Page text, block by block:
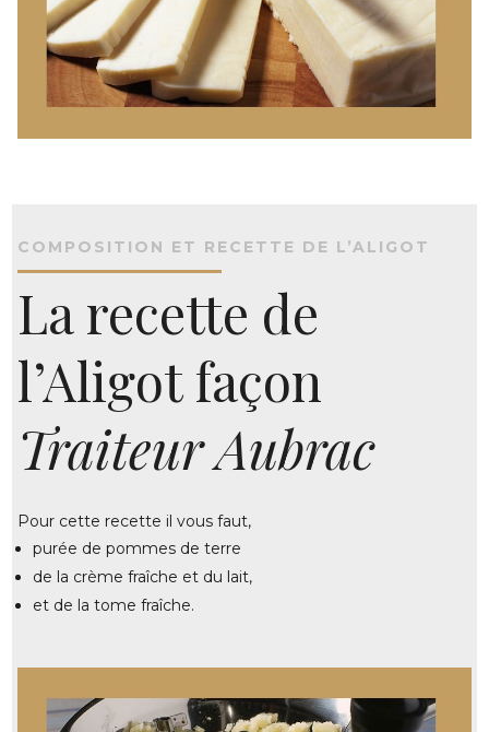
COMPOSITION ET RECETTE DE L’ALIGOT
La recette de
l’Aligot façon
Traiteur Aubrac
Pour cette recette il vous faut,
purée de pommes de terre
de la crème fraîche et du lait,
et de la tome fraîche.